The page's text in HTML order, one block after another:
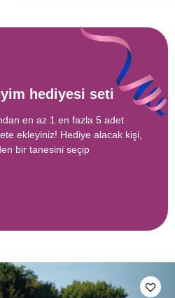
hediyesi seti
en az 1 en fazla 5 adet
ekleyiniz! Hediye alacak kişi,
bir tanesini seçip